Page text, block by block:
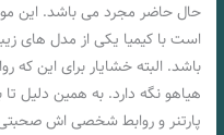
حال حاضر مجرد می باشد. این
است با کیمیا یکی از مدل‌ های
باشد. البته خشایار برای این
هیاهو نگه دارد. به همین دلیل
پارتنر و روابط شخصی اش